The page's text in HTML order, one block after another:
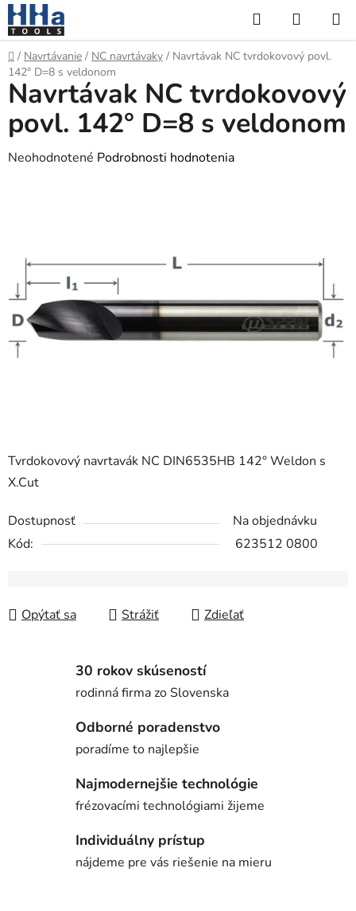
Prejsť
na
obsah
Hľadať
KOŠÍK
Domov
/ Navrtávanie / NC navrtávaky / Navrtávak NC tvrdokovový povl.
142° D=8 s veldonom
Tvrdokovový navrtavák NC DIN6535HB 142° Weldon s
X.Cut
Dostupnosť
Na objednávku
Kód:
623512 0800
Opýtať sa Strážiť Zdieľať
Navrtávak NC tvrdokovový
povl. 142° D=8 s veldonom
Priemerné
hviezdičiek.
Neohodnotené Podrobnosti hodnotenia
30 rokov skúseností
rodinná firma zo Slovenska
Odborné poradenstvo
poradíme to najlepšie
Najmodernejšie technológie
frézovacími technológiami žijeme
Individuálny prístup
nájdeme pre vás riešenie na mieru